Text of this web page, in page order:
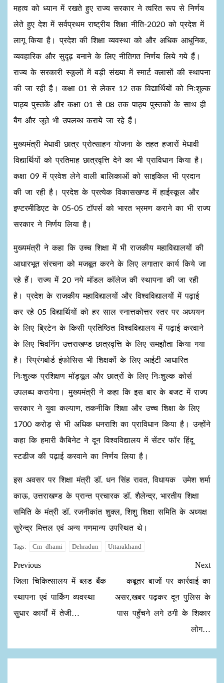
महत्व को ध्यान में रखते हुए राज्य सरकार ने त्वरित रूप से निर्णय
लेते हुए देश में सर्वप्रथम राष्ट्रीय शिक्षा नीति-2020 को प्रदेश में
लागू किया है। प्रदेश की शिक्षा व्यवस्था को और अधिक आधुनिक,
व्यवहारिक और सुदृढ़ बनाने के लिए नीतिगत निर्णय लिये गये हैं।
राज्य के सरकारी स्कूलों में बड़ी संख्या में स्मार्ट क्लासों की स्थापना
की जा रही है। कक्षा 01 से लेकर 12 तक विद्यार्थियों को निःशुल्क
पाठ्य पुस्तकें और कक्षा 01 से 08 तक पाठ्य पुस्तकों के साथ ही
बैग और जूते भी उपलब्ध कराये जा रहे हैं।
मुख्यमंत्री मेधावी छात्र प्रोत्साहन योजना के तहत हजारों मेधावी
विद्यार्थियों को प्रतिमाह छात्रवृत्ति देने का भी प्राविधान किया है।
कक्षा 09 में प्रवेश लेने वाली बालिकाओं को साइकिल भी प्रदान
की जा रही है। प्रदेश के प्रत्येक विकासखण्ड में हाईस्कूल और
इण्टरमीडिएट के 05-05 टॉपर्स को भारत भ्रमण कराने का भी राज्य
सरकार ने निर्णय लिया है।
मुख्यमंत्री ने कहा कि उच्च शिक्षा में भी राजकीय महाविद्यालयों की
आधारभूत संरचना को मजबूत करने के लिए लगातार कार्य किये जा
रहे हैं। राज्य में 20 नये मॉडल कॉलेज की स्थापना की जा रही
है। प्रदेश के राजकीय महाविद्यालयों और विश्वविद्यालयों में पढ़ाई
कर रहे 05 विद्यार्थियों को हर साल स्नात्तकोत्तर स्तर पर अध्ययन
के लिए ब्रिटेन के किसी प्रतिष्ठित विश्वविद्यालय में पढ़ाई करवाने
के लिए चिवनिंग उत्तराखण्ड छात्रवृत्ति के लिए समझौता किया गया
है। स्प्रिंगबोर्ड इंफोसिस भी शिक्षकों के लिए आईटी आधारित
निःशुल्क प्रशिक्षण मॉड्यूल और छात्रों के लिए निःशुल्क कोर्स
उपलब्ध करायेगा। मुख्यमंत्री ने कहा कि इस बार के बजट में राज्य
सरकार ने युवा कल्याण, तकनीकि शिक्षा और उच्च शिक्षा के लिए
1700 करोड़ से भी अधिक धनराशि का प्राविधान किया है। उन्होंने
कहा कि हमारी कैबिनेट ने दून विश्वविद्यालय में सेंटर फॉर हिंदू
स्टडीज की पढ़ाई करवाने का निर्णय लिया है।
इस अवसर पर शिक्षा मंत्री डॉ. धन सिंह रावत, विधायक उमेश शर्मा
काऊ, उत्तराखण्ड के प्रान्त प्रचारक डॉ. शैलेन्द्र, भारतीय शिक्षा
समिति के मंत्री डॉ. रजनीकांत शुक्ल, शिशु शिक्षा समिति के अध्यक्ष
सुरेन्द्र मित्तल एवं अन्य गणमान्य उपस्थित थे।
Tags: Cm dhami Dehradun Uttarakhand
Previous
जिला चिकित्सालय में ब्लड बैंक
स्थापना एवं पार्किंग व्यवस्था
सुधार कार्यों में तेजी…
Next
कबूतर बाजों पर कार्रवाई का
असर,खबर पढ़कर दून पुलिस के
पास पहुँचने लगे ठगी के शिकार
लोग…